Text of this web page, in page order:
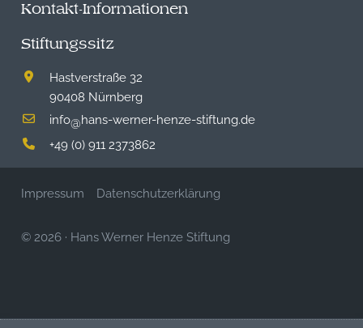
Kontakt-Informationen
Stiftungssitz
Hastverstraße 32
90408 Nürnberg
info@hans-werner-henze-stiftung.de
+49 (0) 911 2373862
Impressum Datenschutzerklärung
© 2026 · Hans Werner Henze Stiftung